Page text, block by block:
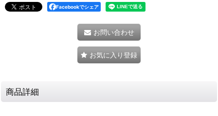
Facebookでシェア
お問い合わせ
お気に入り登録
商品詳細